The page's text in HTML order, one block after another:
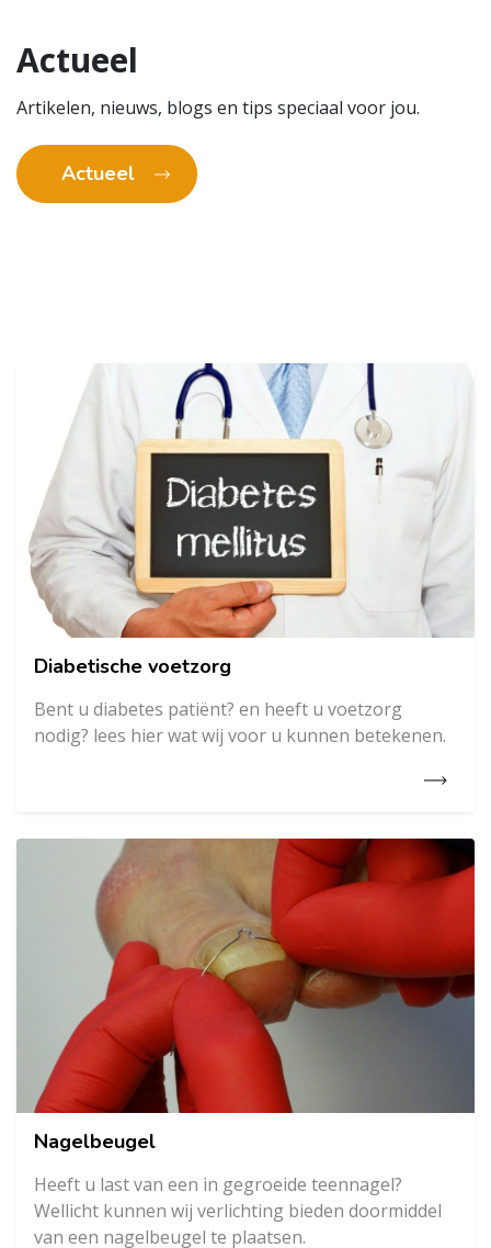
Actueel
Artikelen, nieuws, blogs en tips speciaal voor jou.
Actueel
Diabetische voetzorg
Bent u diabetes patiënt? en heeft u voetzorg
nodig? lees hier wat wij voor u kunnen betekenen.
Nagelbeugel
Heeft u last van een in gegroeide teennagel?
Wellicht kunnen wij verlichting bieden doormiddel
van een nagelbeugel te plaatsen.